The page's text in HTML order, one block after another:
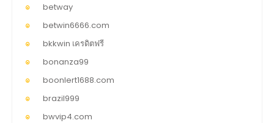
betway
betwin6666.com
bkkwin เครดิตฟรี
bonanza99
boonlert1688.com
brazil999
bwvip4.com